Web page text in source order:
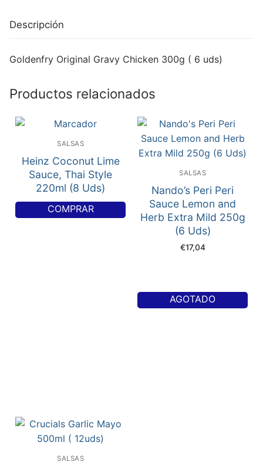
Descripción
Goldenfry Original Gravy Chicken 300g ( 6 uds)
Productos relacionados
SALSAS
Heinz Coconut Lime
Sauce, Thai Style
220ml (8 Uds)
COMPRAR
SALSAS
Nando’s Peri Peri
Sauce Lemon and
Herb Extra Mild 250g
(6 Uds)
€17,04
AGOTADO
SALSAS